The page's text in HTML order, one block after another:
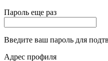
Пароль еще раз
Введите ваш пароль для
Адрес профиля